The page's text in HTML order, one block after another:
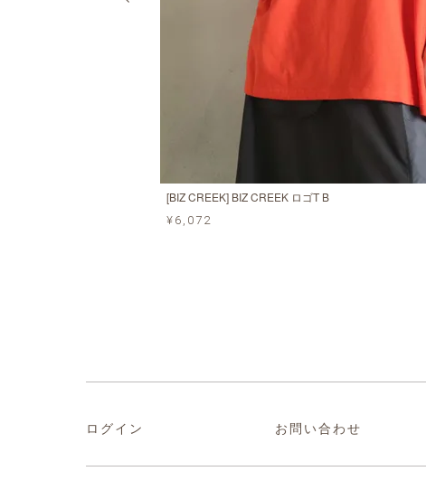
[BIZ CREEK] BIZ CREEK ロゴT B
¥6,072
ログイン お問い合わせ